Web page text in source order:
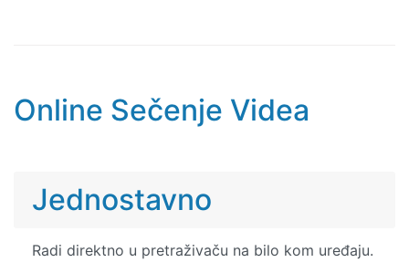
Online Sečenje Videa
Jednostavno
Radi direktno u pretraživaču na bilo kom uređaju.